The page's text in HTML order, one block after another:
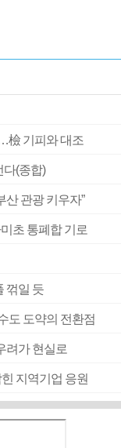
檢 기피와 대조
다(종합)
산 관광 키우자”
초 통폐합 기로
꺾일 듯
도 도약의 전환점
려가 현실로
지역기업 응원